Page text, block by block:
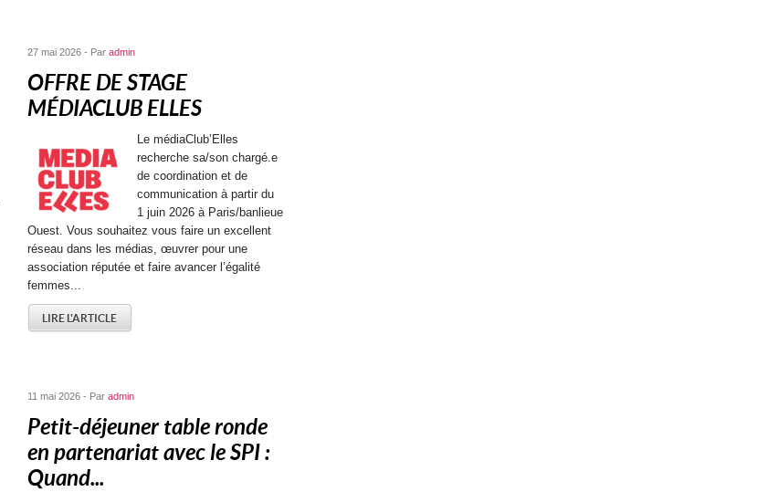
27 mai 2026 - Par admin
OFFRE DE STAGE
MÉDIACLUB ELLES
Le médiaClub’Elles
recherche sa/son chargé.e
de coordination et de
communication à partir du
1 juin 2026 à Paris/banlieue
Ouest. Vous souhaitez vous faire un excellent
réseau dans les médias, œuvrer pour une
association réputée et faire avancer l’égalité
femmes...
LIRE L'ARTICLE
11 mai 2026 - Par admin
Petit-déjeuner table ronde
en partenariat avec le SPI :
Quand...